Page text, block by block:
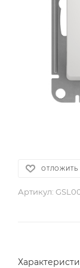
ОТЛОЖИТЬ
Артикул: